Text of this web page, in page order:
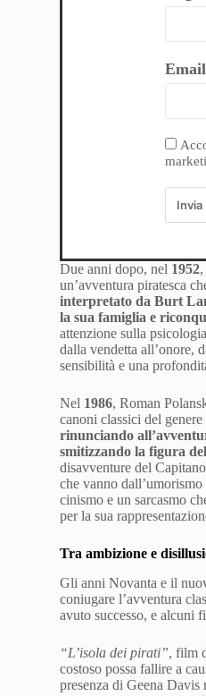
Email
Invia
Due anni dopo, nel 1952
un’avventura piratesca
interpretato da Burt
la sua famiglia e
attenzione sulla
dalla vendetta all’onore,
sensibilità e una
Nel 1986, Roman
canoni classici del
rinunciando
smitizzando la figura
disavventure del
che vanno
cinismo e un sarcasmo
per la sua
Tra ambizione e
Gli anni Novanta e il
coniugare l’avventura
avuto successo, e alcuni
“L’isola dei pirati”, film
costoso possa fallire a
presenza di Geena